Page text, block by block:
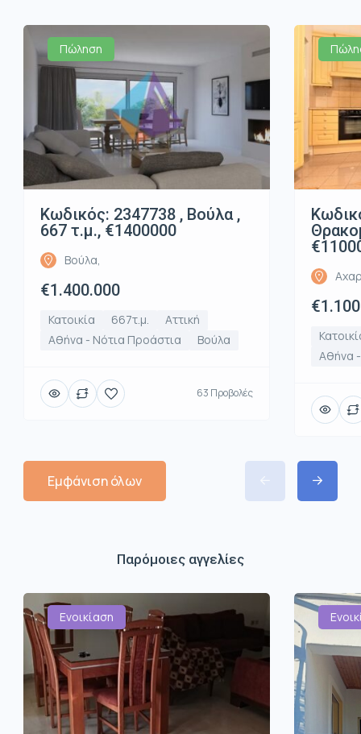
Πώληση
Κωδικός: 2347738 , Βούλα ,
667 τ.μ., €1400000
Βούλα,
€1.400.000
Κατοικία 667τ.μ.
Αττική
Αθήνα - Νότια Προάστια
Βούλα
63 Προβολές
Αθήνα
Εμφάνιση όλων
Παρόμοιες αγγελίες
Ενοικίαση